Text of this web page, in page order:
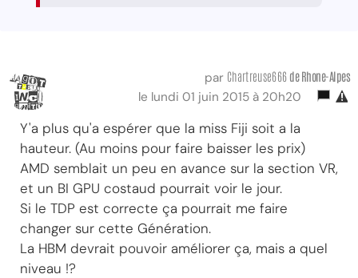
par Chartreuse666 de Rhone-Alpes
le lundi 01 juin 2015 à 20h20
Y'a plus qu'a espérer que la miss Fiji soit a la
hauteur. (Au moins pour faire baisser les prix)
AMD semblait un peu en avance sur la section VR,
et un BI GPU costaud pourrait voir le jour.
Si le TDP est correcte ça pourrait me faire
changer sur cette Génération.
La HBM devrait pouvoir améliorer ça, mais a quel
niveau !?